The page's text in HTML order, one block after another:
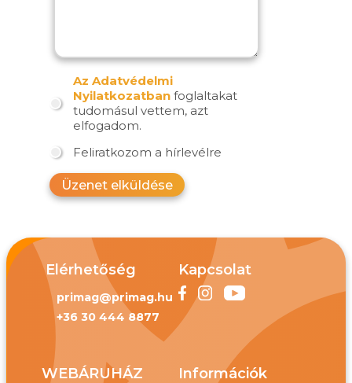
Az Adatvédelmi
Nyilatkozatban foglaltakat
tudomásul vettem, azt
elfogadom.
Feliratkozom a hírlevélre
Üzenet elküldése
Elérhetőség
primag@primag.hu
+36 30 444 8877
Kapcsolat
WEBÁRUHÁZ Információk